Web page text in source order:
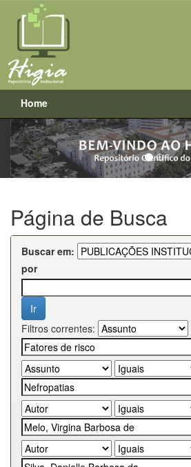
Skip
navigation
Home
Previous
Página de Busca
Buscar em:
por
Filtros correntes: